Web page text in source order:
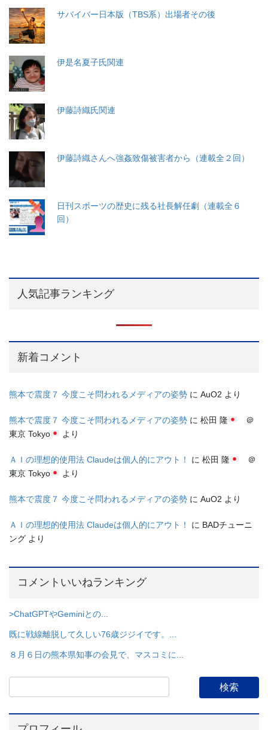
サバイバー日本版（TBS系）出場者その後
伊是名夏子氏関連
伊藤詩織氏関連
伊藤詩織さんへ強姦致傷被害者から（連載全２回）
日刊スポーツの歴史に残る社長解任劇（連載全６
回）
人気記事ランキング
新着コメント
熊本で震度７ 今度こそ問われるメディアの姿勢 に AuO2 より
熊本で震度７ 今度こそ問われるメディアの姿勢 に 松田 隆
＠
東京 Tokyo
より
ＡＩの理想的使用法 Claudeは個人的にアウト！ に 松田 隆
＠
東京 Tokyo
より
熊本で震度７ 今度こそ問われるメディアの姿勢 に AuO2 より
ＡＩの理想的使用法 Claudeは個人的にアウト！ に BADチューニ
ング より
コメントいいねランキング
>ChatGPTやGeminiとの...
既に戦線離脱して久しい76歳ジジイです。...
８月６日の熊本県知事の会見で、マスコミに...